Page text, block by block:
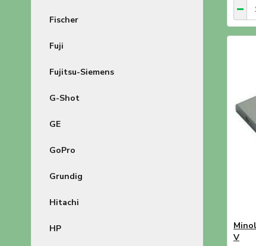
Fischer
Fuji
Fujitsu-Siemens
G-Shot
GE
GoPro
Grundig
Hitachi
HP
V